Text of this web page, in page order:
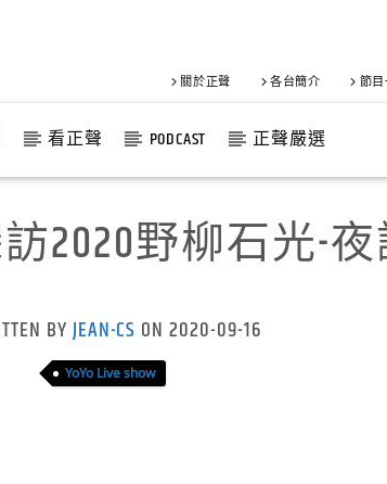
關於正聲 各台簡介 節
看正聲 PODCAST 正聲嚴選
2020野柳石光-
BY JEAN-CS ON 2020-09-16
YoYo Live show